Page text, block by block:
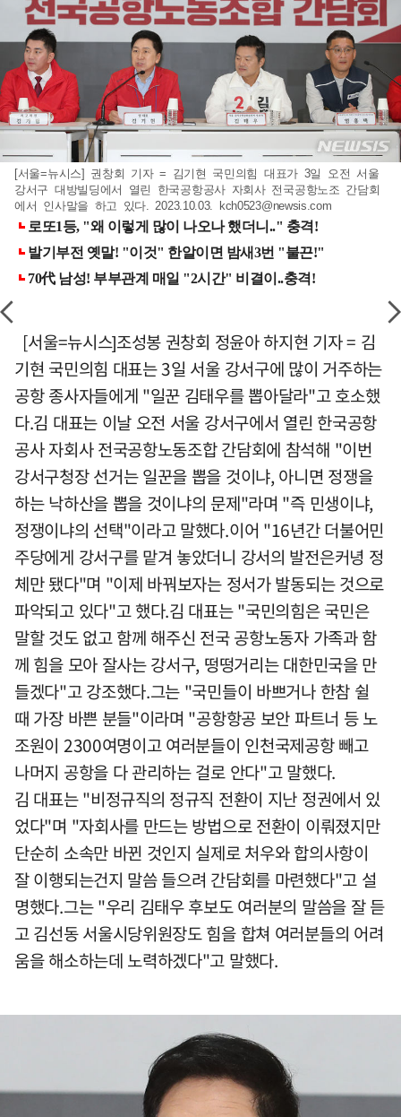
[서울=뉴시스] 권창회 기자 = 김기현 국민의힘 대표가 3일 오전 서울
강서구 대방빌딩에서 열린 한국공항공사 자회사 전국공항노조 간담회
에서 인사말을 하고 있다. 2023.10.03.
kch0523@newsis.com
[서울=뉴시스]조성봉 권창회 정윤아 하지현 기자 = 김
기현 국민의힘 대표는 3일 서울 강서구에 많이 거주하는
공항 종사자들에게 "일꾼 김태우를 뽑아달라"고 호소했
다.김 대표는 이날 오전 서울 강서구에서 열린 한국공항
공사 자회사 전국공항노동조합 간담회에 참석해 "이번
강서구청장 선거는 일꾼을 뽑을 것이냐, 아니면 정쟁을
하는 낙하산을 뽑을 것이냐의 문제"라며 "즉 민생이냐,
정쟁이냐의 선택"이라고 말했다.이어 "16년간 더불어민
주당에게 강서구를 맡겨 놓았더니 강서의 발전은커녕 정
체만 됐다"며 "이제 바꿔보자는 정서가 발동되는 것으로
파악되고 있다"고 했다.김 대표는 "국민의힘은 국민은
말할 것도 없고 함께 해주신 전국 공항노동자 가족과 함
께 힘을 모아 잘사는 강서구, 떵떵거리는 대한민국을 만
들겠다"고 강조했다.그는 "국민들이 바쁘거나 한참 쉴
때 가장 바쁜 분들"이라며 "공항항공 보안 파트너 등 노
조원이 2300여명이고 여러분들이 인천국제공항 빼고
나머지 공항을 다 관리하는 걸로 안다"고 말했다.
김 대표는 "비정규직의 정규직 전환이 지난 정권에서 있
었다"며 "자회사를 만드는 방법으로 전환이 이뤄졌지만
단순히 소속만 바뀐 것인지 실제로 처우와 합의사항이
잘 이행되는건지 말씀 들으려 간담회를 마련했다"고 설
명했다.그는 "우리 김태우 후보도 여러분의 말씀을 잘 듣
고 김선동 서울시당위원장도 힘을 합쳐 여러분들의 어려
움을 해소하는데 노력하겠다"고 말했다.